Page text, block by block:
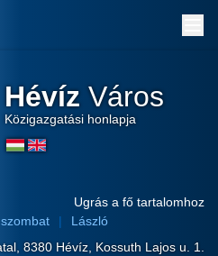
Hévíz Város
Közigazgatási honlapja
Ugrás a fő tartalomhoz
László
8380 Hévíz, Kossuth Lajos u. 1.